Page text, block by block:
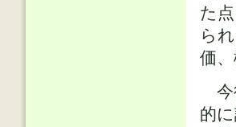
た
ら
価
今
的